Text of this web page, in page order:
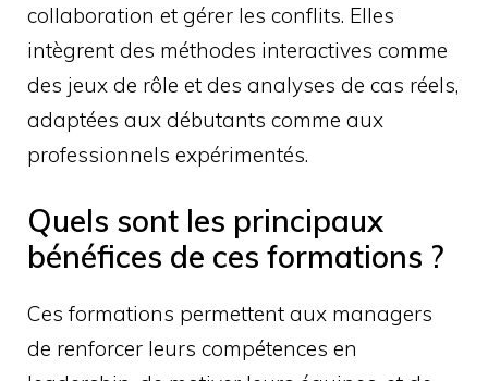
collaboration et gérer les conflits. Elles
intègrent des méthodes interactives comme
des jeux de rôle et des analyses de cas réels,
adaptées aux débutants comme aux
professionnels expérimentés.
Quels sont les principaux
bénéfices de ces formations ?
Ces formations permettent aux managers
de renforcer leurs compétences en